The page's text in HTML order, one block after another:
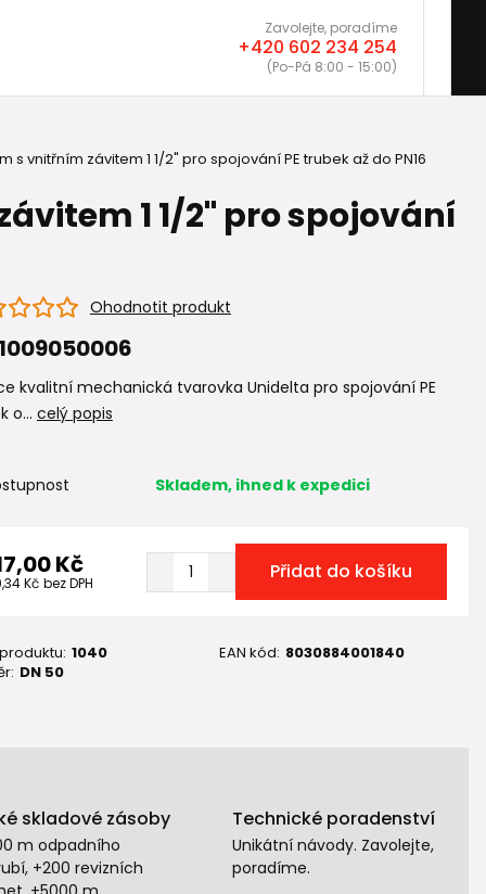
Zavolejte, poradíme
+420 602 234 254
(Po-Pá 8:00 - 15:00)
s vnitřním závitem 1 1/2" pro spojování PE trubek až do PN16
1 1/2" pro spojování
Ohodnotit produkt
kvalitní mechanická tvarovka Unidelta pro spojování PE
o... celý popis
Skladem, ihned k expedici
Kč
Kč bez DPH Přidat do košíku
1040 EAN kód: 8030884001840
DN 50
skladové zásoby
m odpadního
+200 revizních
Technické poradenství
Unikátní návody. Zavolejte,
poradíme.